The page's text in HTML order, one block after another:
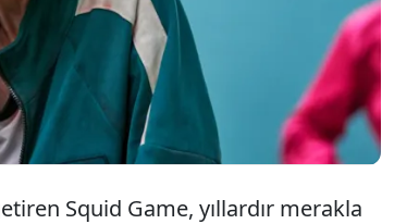
Squid Game, yıllardır merakla